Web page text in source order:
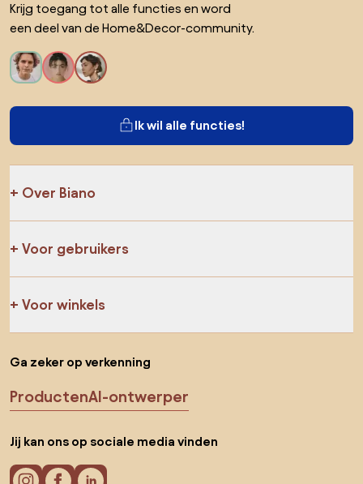
Krijg toegang tot alle functies en word
een deel van de Home&Decor-community.
Ik wil alle functies!
Over Biano
Voor gebruikers
Voor winkels
Ga zeker op verkenning
ProductenAI-ontwerper
Jij kan ons op sociale media vinden